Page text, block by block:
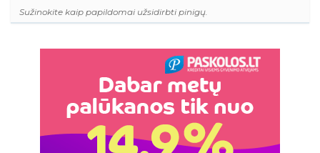
Sužinokite kaip papildomai užsidirbti pinigų.